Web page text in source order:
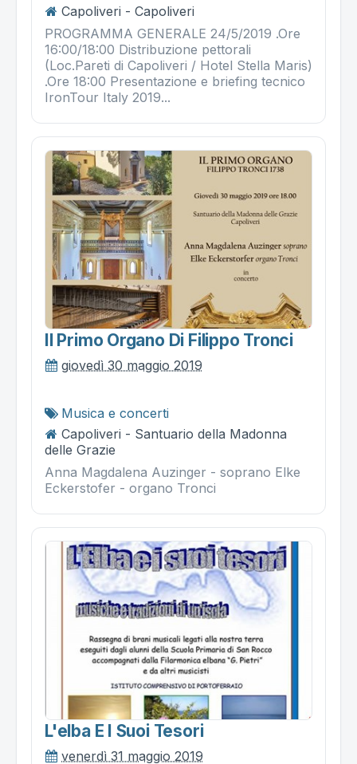
Capoliveri - Capoliveri
PROGRAMMA GENERALE 24/5/2019 .Ore
16:00/18:00 Distribuzione pettorali
(Loc.Pareti di Capoliveri / Hotel Stella Maris)
.Ore 18:00 Presentazione e briefing tecnico
IronTour Italy 2019...
Il Primo Organo Di Filippo Tronci
giovedì 30 maggio 2019
Musica e concerti
Capoliveri - Santuario della Madonna
delle Grazie
Anna Magdalena Auzinger - soprano Elke
Eckerstofer - organo Tronci
L'elba E I Suoi Tesori
venerdì 31 maggio 2019